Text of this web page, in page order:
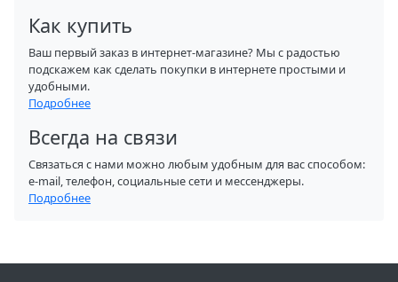
Как купить
Ваш первый заказ в интернет-магазине? Мы с радостью
подскажем как сделать покупки в интернете простыми и
удобными.
Подробнее
Всегда на связи
Связаться с нами можно любым удобным для вас способом:
e-mail, телефон, социальные сети и мессенджеры.
Подробнее